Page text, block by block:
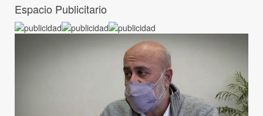
Espacio Publicitario